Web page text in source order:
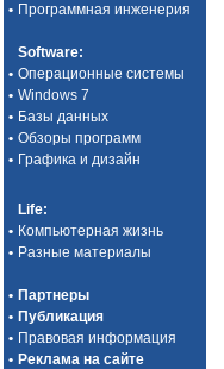
• Программная инженерия
Software:
• Операционные системы
• Windows 7
• Базы данных
• Обзоры программ
• Графика и дизайн
Life:
• Компьютерная жизнь
• Разные материалы
• Партнеры
• Публикация
• Правовая информация
• Реклама на сайте